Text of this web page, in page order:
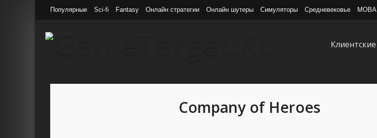
Популярные Sci-fi Fantasy Онлайн стратегии Онлайн шутеры Симуляторы Средневековье MOBA
Клиентские
Company of Heroes